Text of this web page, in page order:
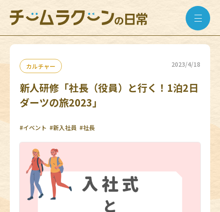
カルチャー 2023/4/18
新人研修「社長（役員）と行く！1泊2日
ダーツの旅2023」
#イベント #新入社員 #社長